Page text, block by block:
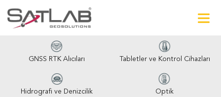
GNSS RTK Alıcıları Tabletler ve Kontrol Cihazları
Hidrografi ve Denizcilik Optik